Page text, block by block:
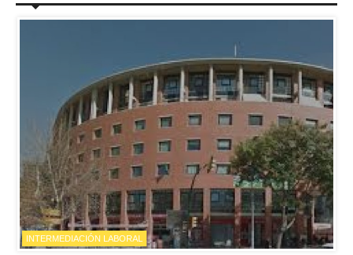
INTERMEDIACIÓN LABORAL